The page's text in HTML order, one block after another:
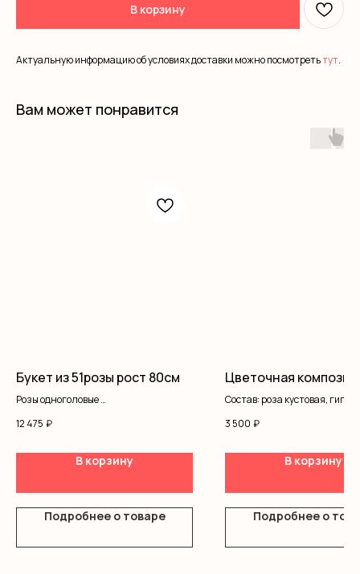
В корзину
Актуальную информацию об условиях доставки можно посмотретьтут.
Вам может понравится
Букет из 51розы рост 80см
Розы одноголовые
12 475 ₽
В корзину
Подробнее о товаре
Цветочная
Состав: роза кустовая,
3 500 ₽
В корзину
Подробнее о